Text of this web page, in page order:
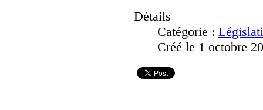
Détails
Catégorie :
Créé le 1 octobre